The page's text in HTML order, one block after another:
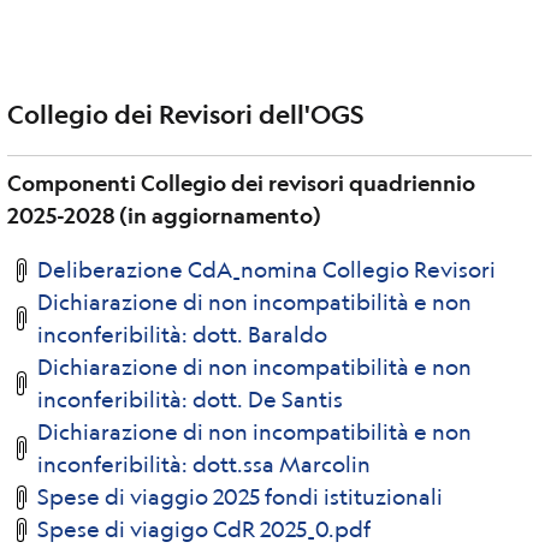
Collegio dei Revisori dell'OGS
Componenti Collegio dei revisori quadriennio
2025-2028 (in aggiornamento)
Deliberazione CdA_nomina Collegio Revisori
Dichiarazione di non incompatibilità e non
inconferibilità: dott. Baraldo
Dichiarazione di non incompatibilità e non
inconferibilità: dott. De Santis
Dichiarazione di non incompatibilità e non
inconferibilità: dott.ssa Marcolin
Spese di viaggio 2025 fondi istituzionali
Spese di viagigo CdR 2025_0.pdf